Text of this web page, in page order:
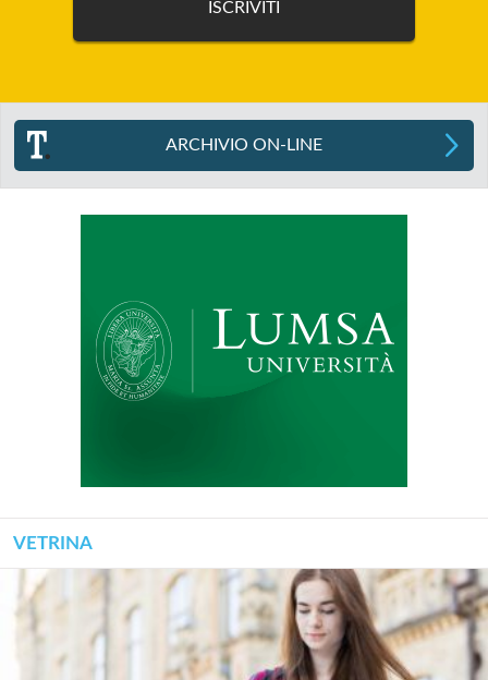
ARCHIVIO ON-LINE
VETRINA